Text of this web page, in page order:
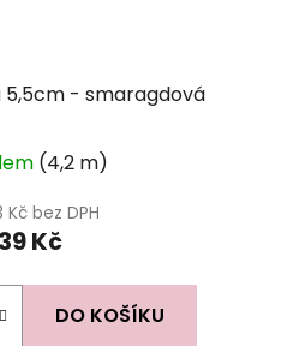
5,5cm - smaragdová
(4,2 m)
Kč bez DPH
39 Kč
DO KOŠÍKU